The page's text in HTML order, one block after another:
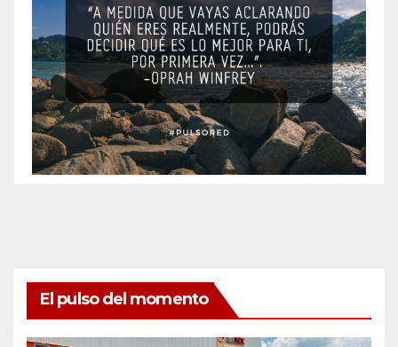
El pulso del momento